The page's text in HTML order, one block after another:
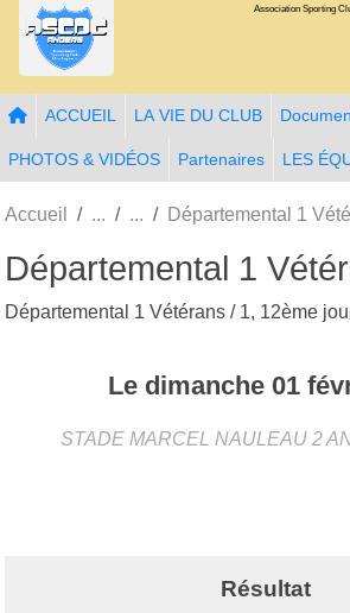
Association Sporting
ACCUEIL LA VIE DU CLUB
PHOTOS & VIDÉOS Partenaires LES
Accueil Départemental 1
Départemental 1
Départemental 1 Vétérans / 1, 12ème
Le dimanche 01
STADE MARCEL NAULEAU 2
Résultat
Panneau de gestion des cookies